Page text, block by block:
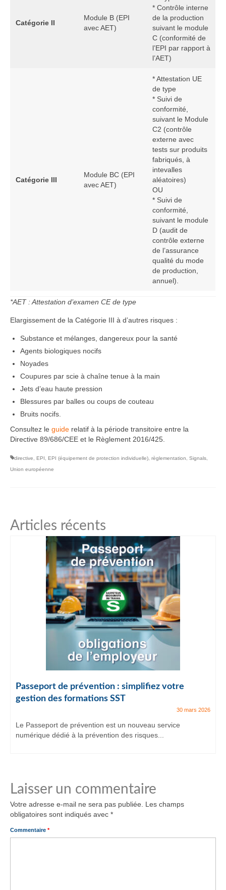
Catégorie II
Module B (EPI
avec AET)
* Contrôle interne
de la production
suivant le module
C (conformité de
l’EPI par rapport à
l’AET)
Catégorie III
Module BC (EPI
avec AET)
* Attestation UE
de type
* Suivi de
conformité,
suivant le Module
C2 (contrôle
externe avec
tests sur produits
fabriqués, à
intevalles
aléatoires)
OU
* Suivi de
conformité,
suivant le module
D (audit de
contrôle externe
de l’assurance
qualité du mode
de production,
annuel).
*AET : Attestation d’examen CE de type
Elargissement de la Catégorie III à d’autres risques :
Substance et mélanges, dangereux pour la santé
Agents biologiques nocifs
Noyades
Coupures par scie à chaîne tenue à la main
Jets d’eau haute pression
Blessures par balles ou coups de couteau
Bruits nocifs.
Consultez le guide relatif à la période transitoire entre la
Directive 89/686/CEE et le Règlement 2016/425.
directive EPI EPI (équipement de protection individuelle) règlementation Signals
Union européenne
Articles récents
Passeport de prévention : simplifiez votre
gestion des formations SST
30 mars 2026
Le Passeport de prévention est un nouveau service
numérique dédié à la prévention des risques...
Laisser un commentaire
Votre adresse e-mail ne sera pas publiée.
Les champs
obligatoires sont indiqués avec *
Commentaire *